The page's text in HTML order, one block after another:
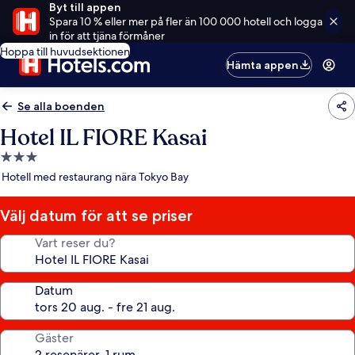
Byt till appen
Spara 10 % eller mer på fler än 100 000 hotell och logga
in för att tjäna förmåner
Hoppa till huvudsektionen
Hämta appen
Se alla boenden
Hotel IL FIORE Kasai
3.0-
stjärnigt
Hotell med restaurang nära Tokyo Bay
Välj datum för att se priser
Vart reser du?
Datum
Gäster